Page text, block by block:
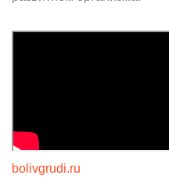
bolivgrudi.ru